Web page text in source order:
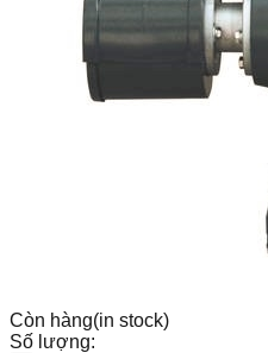
Còn hàng(in stock)
Số lượng: